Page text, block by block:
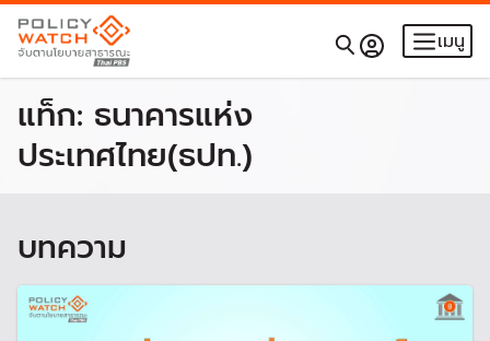
เมนู
แท็ก: ธนาคารแห่ง
ประเทศไทย(ธปท.)
บทความ